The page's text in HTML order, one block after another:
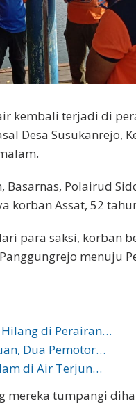
kembali terjadi di
Desa Susukanrejo,
Basarnas, Polairud
korban Assat, 52
para saksi, korban
menuju
di Perairan…
Dua Pemotor…
di Air Terjun…
mereka tumpangi